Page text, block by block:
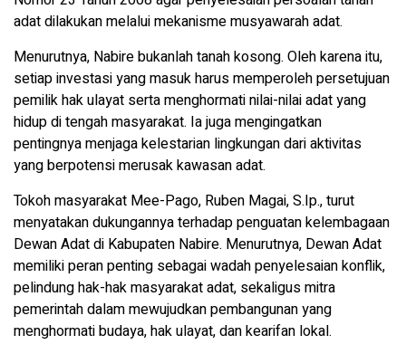
adat dilakukan melalui mekanisme musyawarah adat.
Menurutnya, Nabire bukanlah tanah kosong. Oleh karena itu,
setiap investasi yang masuk harus memperoleh persetujuan
pemilik hak ulayat serta menghormati nilai-nilai adat yang
hidup di tengah masyarakat. Ia juga mengingatkan
pentingnya menjaga kelestarian lingkungan dari aktivitas
yang berpotensi merusak kawasan adat.
Tokoh masyarakat Mee-Pago, Ruben Magai, S.Ip., turut
menyatakan dukungannya terhadap penguatan kelembagaan
Dewan Adat di Kabupaten Nabire. Menurutnya, Dewan Adat
memiliki peran penting sebagai wadah penyelesaian konflik,
pelindung hak-hak masyarakat adat, sekaligus mitra
pemerintah dalam mewujudkan pembangunan yang
menghormati budaya, hak ulayat, dan kearifan lokal.